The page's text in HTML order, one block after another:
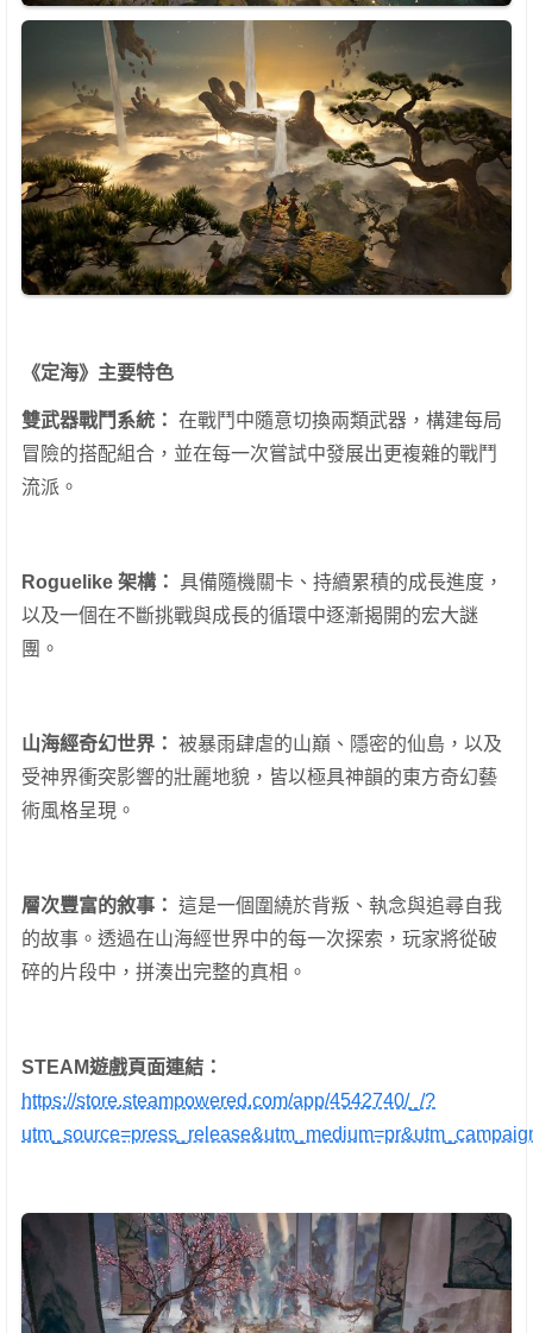
《定海》主要特色
雙武器戰鬥系統： 在戰鬥中隨意切換兩類武器，構建每局
冒險的搭配組合，並在每一次嘗試中發展出更複雜的戰鬥
流派。
Roguelike 架構： 具備隨機關卡、持續累積的成長進度，
以及一個在不斷挑戰與成長的循環中逐漸揭開的宏大謎
團。
山海經奇幻世界： 被暴雨肆虐的山巔、隱密的仙島，以及
受神界衝突影響的壯麗地貌，皆以極具神韻的東方奇幻藝
術風格呈現。
層次豐富的敘事： 這是一個圍繞於背叛、執念與追尋自我
的故事。透過在山海經世界中的每一次探索，玩家將從破
碎的片段中，拼湊出完整的真相。
STEAM遊戲頁面連結：
https://store.steampowered.com/app/4542740/_/?